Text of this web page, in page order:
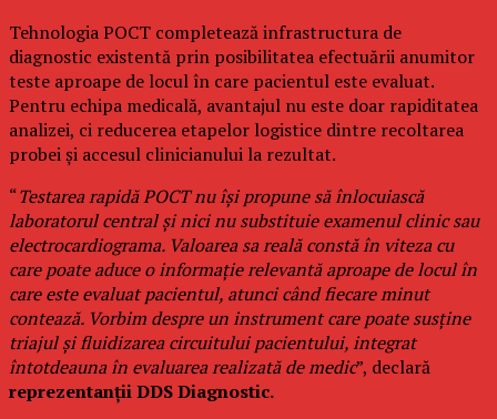
Tehnologia POCT completează infrastructura de
diagnostic existentă prin posibilitatea efectuării anumitor
teste aproape de locul în care pacientul este evaluat.
Pentru echipa medicală, avantajul nu este doar rapiditatea
analizei, ci reducerea etapelor logistice dintre recoltarea
probei și accesul clinicianului la rezultat.
“Testarea rapidă POCT nu își propune să înlocuiască
laboratorul central și nici nu substituie examenul clinic sau
electrocardiograma. Valoarea sa reală constă în viteza cu
care poate aduce o informație relevantă aproape de locul în
care este evaluat pacientul, atunci când fiecare minut
contează. Vorbim despre un instrument care poate susține
triajul și fluidizarea circuitului pacientului, integrat
întotdeauna în evaluarea realizată de medic”, declară
reprezentanții DDS Diagnostic.